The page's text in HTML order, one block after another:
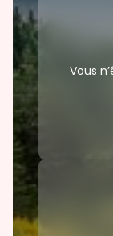
Vous